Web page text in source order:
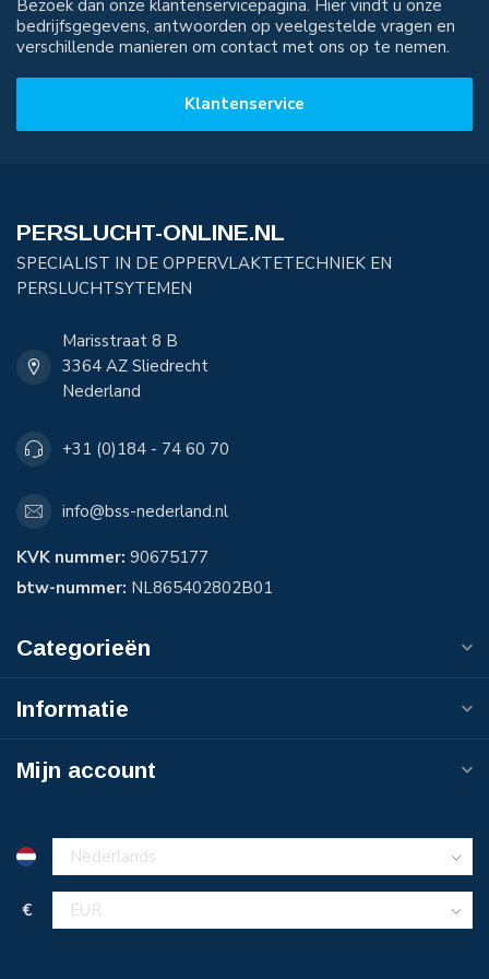
Bezoek dan onze klantenservicepagina. Hier vindt u onze
bedrijfsgegevens, antwoorden op veelgestelde vragen en
verschillende manieren om contact met ons op te nemen.
Klantenservice
PERSLUCHT-ONLINE.NL
SPECIALIST IN DE OPPERVLAKTETECHNIEK EN
PERSLUCHTSYTEMEN
Marisstraat 8 B
3364 AZ Sliedrecht
Nederland
+31 (0)184 - 74 60 70
info@bss-nederland.nl
KVK nummer: 90675177
btw-nummer: NL865402802B01
Categorieën
Informatie
Mijn account
€